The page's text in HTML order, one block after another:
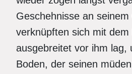
Geschehnisse an
verknüpften sich mit
ausgebreitet vor ihm lag,
Boden, der seinen